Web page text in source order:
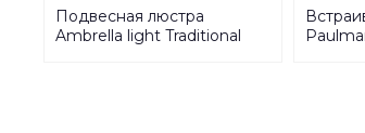
Подвесная люстра
Ambrella light Traditional